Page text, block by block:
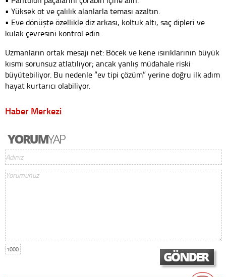
• Yüksek ot ve çalılık alanlarla teması azaltın.
• Eve dönüşte özellikle diz arkası, koltuk altı, saç dipleri ve
kulak çevresini kontrol edin.
Uzmanların ortak mesajı net: Böcek ve kene ısırıklarının büyük
kısmı sorunsuz atlatılıyor; ancak yanlış müdahale riski
büyütebiliyor. Bu nedenle “ev tipi çözüm” yerine doğru ilk adım
hayat kurtarıcı olabiliyor.
Haber Merkezi
1000